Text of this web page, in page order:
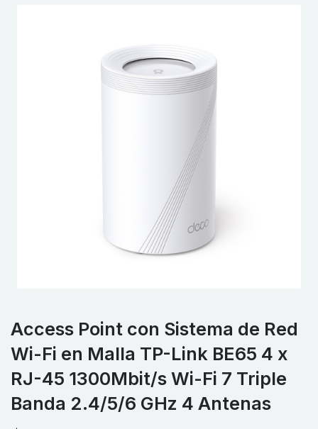
Access Point con Sistema de Red
Wi-Fi en Malla TP-Link BE65 4 x
RJ-45 1300Mbit/s Wi-Fi 7 Triple
Banda 2.4/5/6 GHz 4 Antenas